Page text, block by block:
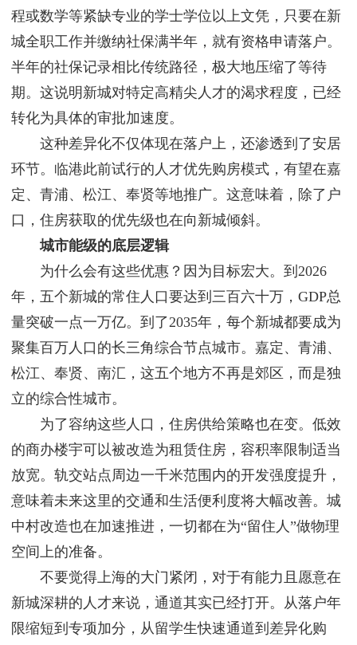
程或数学等紧缺专业的学士学位以上文凭，只要在新
城全职工作并缴纳社保满半年，就有资格申请落户。
半年的社保记录相比传统路径，极大地压缩了等待
期。这说明新城对特定高精尖人才的渴求程度，已经
转化为具体的审批加速度。
这种差异化不仅体现在落户上，还渗透到了安居
环节。临港此前试行的人才优先购房模式，有望在嘉
定、青浦、松江、奉贤等地推广。这意味着，除了户
口，住房获取的优先级也在向新城倾斜。
城市能级的底层逻辑
为什么会有这些优惠？因为目标宏大。到2026
年，五个新城的常住人口要达到三百六十万，GDP总
量突破一点一万亿。到了2035年，每个新城都要成为
聚集百万人口的长三角综合节点城市。嘉定、青浦、
松江、奉贤、南汇，这五个地方不再是郊区，而是独
立的综合性城市。
为了容纳这些人口，住房供给策略也在变。低效
的商办楼宇可以被改造为租赁住房，容积率限制适当
放宽。轨交站点周边一千米范围内的开发强度提升，
意味着未来这里的交通和生活便利度将大幅改善。城
中村改造也在加速推进，一切都在为“留住人”做物理
空间上的准备。
不要觉得上海的大门紧闭，对于有能力且愿意在
新城深耕的人才来说，通道其实已经打开。从落户年
限缩短到专项加分，从留学生快速通道到差异化购